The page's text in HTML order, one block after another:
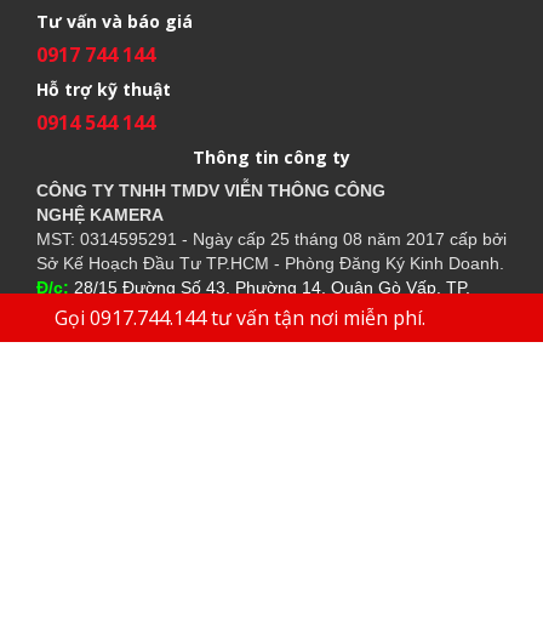
Gọi 0917.744.144 tư vấn tận nơi miễn phí.
Tư vấn và báo giá
0917 744 144
Hỗ trợ kỹ thuật
0914 544 144
Thông tin công ty
CÔNG TY TNHH TMDV VIỄN THÔNG CÔNG
NGHỆ KAMERA
MST: 0314595291 - Ngày cấp 25 tháng 08 năm 2017 cấp bởi
Sở Kế Hoạch Đầu Tư TP.HCM - Phòng Đăng Ký Kinh Doanh.
Đ/c: 28/15 Đường Số 43, Phường 14, Quận Gò Vấp. TP.
HCM
02862.544.144 Di động: